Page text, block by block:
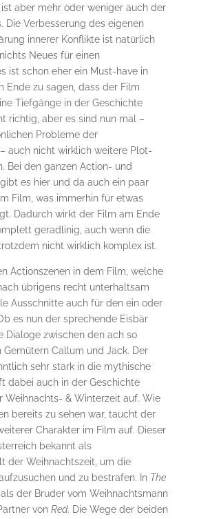
ist aber mehr oder weniger auch der
Die Verbesserung des eigenen
innerer Konflikte ist natürlich
Neues für einen
ist schon eher ein Must-have in
Ende zu sagen, dass der Film
Tiefgänge in der Geschichte
richtig, aber es sind nun mal –
Probleme der
auch nicht wirklich weitere Plot-
Bei den ganzen Action- und
es hier und da auch ein paar
Film, was immerhin für etwas
Dadurch wirkt der Film am Ende
geradlinig, auch wenn die
nicht wirklich komplex ist.
Actionszenen in dem Film, welche
übrigens recht unterhaltsam
Ausschnitte auch für den ein oder
es nun der sprechende Eisbär
Dialoge zwischen den ach so
Gemütern Callum und Jack. Der
sehr stark in die mythische
dabei auch in der Geschichte
Weihnachts- & Winterzeit auf. Wie
bereits zu sehen war, taucht der
Charakter im Film auf. Dieser
bekannt als
der Weihnachtszeit, um die
und zu bestrafen. In The
der Bruder vom Weihnachtsmann
von Red. Die Wege der beiden